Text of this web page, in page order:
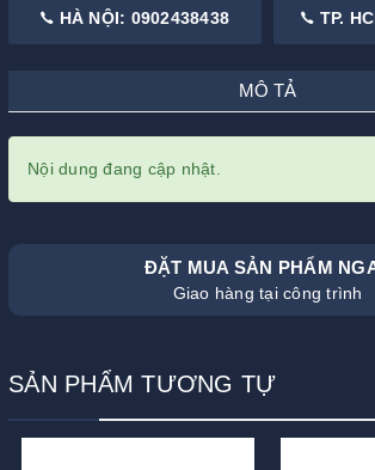
HÀ NỘI: 0902438438 TP.
MÔ TẢ
Nội dung đang cập nhật.
ĐẶT MUA SẢN PHẨM
Giao hàng tại công trình
SẢN PHẨM TƯƠNG TỰ